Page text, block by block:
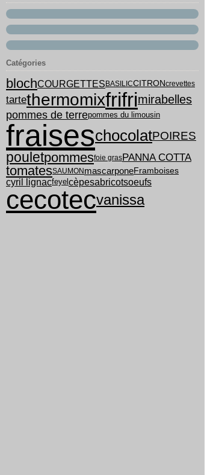
Catégories
blochCOURGETTESBASILICCITRONcrevettes
tartethermomixfrifrimirabelles
pommes de terrepommes du limousin
fraiseschocolatPOIRES
pouletpommesfoie grasPANNA COTTA
tomatesSAUMONmascarponeFramboises
cyril lignacfeyel cèpesabricotsoeufs
cecotecvanissa